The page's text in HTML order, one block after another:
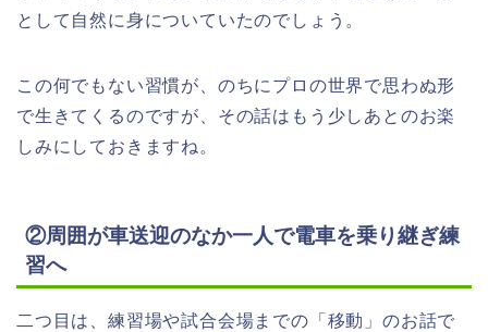
として自然に身についていたのでしょう。
この何でもない習慣が、のちにプロの世界で思わぬ形
で生きてくるのですが、その話はもう少しあとのお楽
しみにしておきますね。
②周囲が車送迎のなか一人で電車を乗り継ぎ練
習へ
二つ目は、練習場や試合会場までの「移動」のお話で